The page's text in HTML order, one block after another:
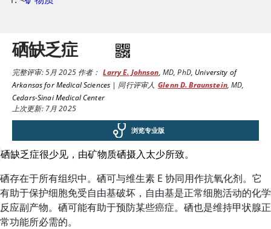
硒缺乏症
完整评审:5月 2025作者： Larry E. Johnson, MD, PhD, University of
Arkansas for Medical Sciences | 同行评审人 Glenn D. Braunstein,MD,
Cedars-Sinai Medical Center
上次更新: 7月 2025
浏览专业版
硒缺乏症很少见，由矿物质硒摄入太少所致。
硒存在于所有组织中。 硒可与维生素 E 协同用作抗氧化剂。它
有助于保护细胞免受自由基破坏，自由基是正常细胞活动的化学
反应副产物。 硒可能有助于预防某些癌症。 硒也是维持甲状腺正
常功能所必需的。